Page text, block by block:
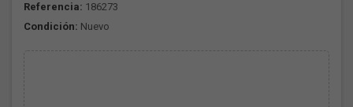
Referencia: 186273
Condición: Nuevo